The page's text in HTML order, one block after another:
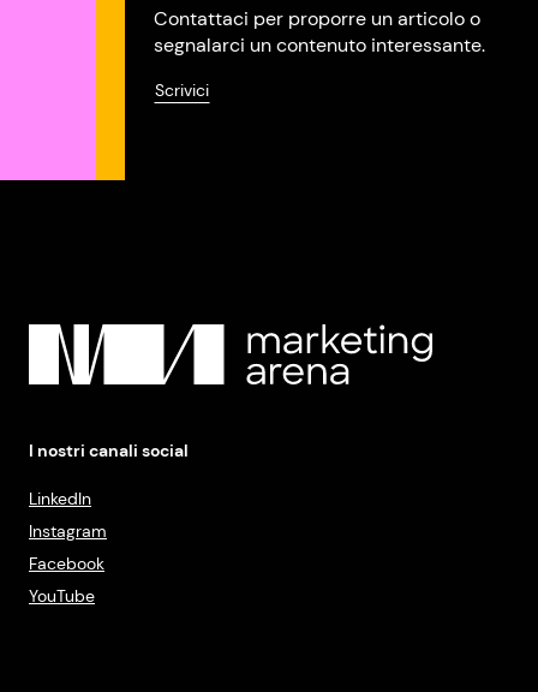
Contattaci per proporre un articolo o
segnalarci un contenuto interessante.
Scrivici
I nostri canali social
LinkedIn
Instagram
Facebook
YouTube